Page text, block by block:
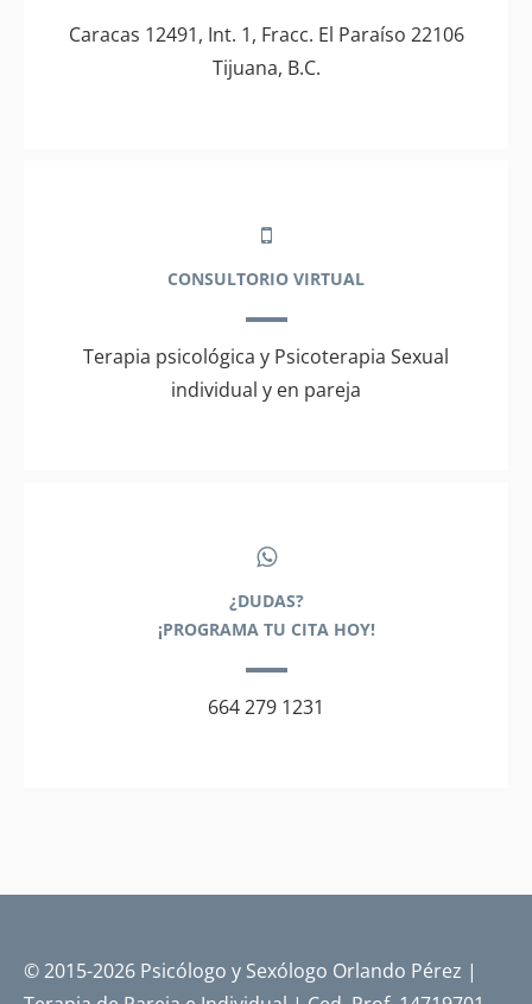
Caracas 12491, Int. 1, Fracc. El Paraíso 22106
Tijuana, B.C.
CONSULTORIO VIRTUAL
Terapia psicológica y Psicoterapia Sexual
individual y en pareja
¿DUDAS?
¡PROGRAMA TU CITA HOY!
664 279 1231
© 2015-2026 Psicólogo y Sexólogo Orlando Pérez |